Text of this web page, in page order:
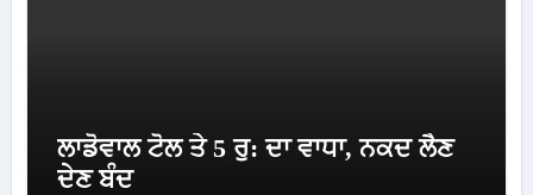
ਲਾਡੋਵਾਲ ਟੋਲ ਤੇ 5 ਰੁ: ਦਾ ਵਾਧਾ, ਨਕਦ ਲੈਣ
ਦੇਣ ਬੰਦ